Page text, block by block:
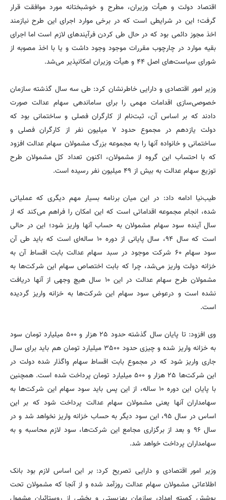
اقتصاد دولت و هیأت وزیران، مطرح و خوشبختانه مورد موافقت قرار
گرفت؛ این در شرایطی است که در برخی موارد اجرای این طرح نیازمند
اخذ مجوز دائمی بود که در حال طی کردن فرآیندهای لازم است اما اجرای
بقیه موارد در چارچوب مقررات موجود وجود داشت و یا با اخذ مصوبه از
شورای سیاست‌های اصل ۴۴ و هیأت وزیران امکانپذیر می‌شد.
وزیر امور اقتصادی و دارایی خاطرنشان کرد: طی سه سال گذشته سازمان
خصوصی‌سازی اقدامات مهمی را برای ساماندهی سهام عدالت صورت
دادند که بر اساس آن، ثبت‌نام از کارگران فصلی و ساختمانی بود که
دولت یازدهم در مجموع حدود ۷ میلیون نفر از کارگران فصلی و
ساختمانی و خانواده آنها را به مجموعه بزرگ مشمولان سهام عدالت افزود
که با احتساب این گروه از مشمولان، اکنون تعداد کل مشمولان طرح
توزیع سهام عدالت به بیش از ۴۹ میلیون نفر رسیده است.
طیب‌نیا ادامه داد: در این میان برنامه بسیار مهم دیگری که عملیاتی
شده، انجام مجموعه اقداماتی است که این امکان را فراهم می‌کند که از
سال آینده سود سهام مشمولان به حساب آنها واریز شود؛ این در حالی
است که سال ۹۴، سال پایانی از دوره ۱۰ ساله‌ای است که باید طی آن
سود سهام ۶۰ شرکت موجود در سبد سهام عدالت بابت اقساط آن به
خزانه دولت واریز می‌شد، چرا که بابت اختصاص سهام این شرکت‌ها به
مشمولان طرح سهام عدالت در این ۱۰ سال هیچ وجهی از آنها دریافت
نشده است و درعوض سود سهام این شرکت‌ها به خزانه واریز گردیده
است.
وی افزود: تا پایان سال گذشته حدود ۲۵ هزار و ۵۰۰ میلیارد تومان سود
به خزانه واریز شده و چیزی حدود ۳۵۰۰ میلیارد تومان هم باید برای سال
جاری واریز شود که در مجموع بابت اقساط سهام واگذار شده دولت در
این شرکت‌ها ۲۵ هزار و ۵۰۰ میلیارد تومان پرداخت شده است. همچنین
با پایان این دوره ۱۰ ساله، از این پس باید سود سهام این شرکت‌ها به
سهامداران آنها یعنی مشمولان سهام عدالت پرداخت شود که بر این
اساس در سال ۹۵، این سود دیگر به حساب خزانه واریز نخواهد شد و در
سال ۹۶ و بعد از برگزاری مجامع این شرکت‌ها، سود لازم محاسبه و به
سهامداران پرداخت خواهد شد.
وزیر امور اقتصادی و دارایی تصریح کرد: بر این اساس لازم بود بانک
اطلاعاتی مشمولان سهام عدالت روزآمد شده و از آنجا که مشمولان تحت